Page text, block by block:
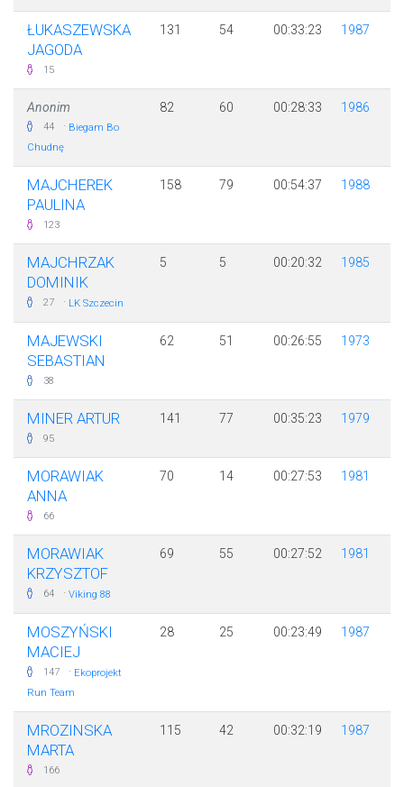
ŁUKASZEWSKA
JAGODA
15
131 54 00:33:23 1987
Anonim
44 · Biegam Bo
Chudnę
82 60 00:28:33 1986
MAJCHEREK
PAULINA
123
158 79 00:54:37 1988
MAJCHRZAK
DOMINIK
27 · LK Szczecin
5 5 00:20:32 1985
MAJEWSKI
SEBASTIAN
38
62 51 00:26:55 1973
MINER ARTUR
95
141 77 00:35:23 1979
MORAWIAK
ANNA
66
70 14 00:27:53 1981
MORAWIAK
KRZYSZTOF
64 · Viking 88
69 55 00:27:52 1981
MOSZYŃSKI
MACIEJ
147 · Ekoprojekt
Run Team
28 25 00:23:49 1987
MROZINSKA
MARTA
166
115 42 00:32:19 1987